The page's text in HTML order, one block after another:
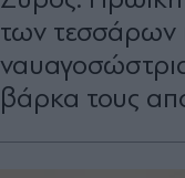
των τεσσάρων
βάρκα τους